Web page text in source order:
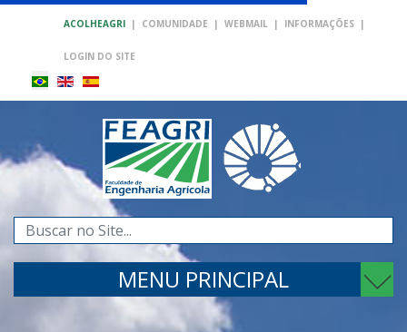
ACOLHEAGRI | COMUNIDADE | WEBMAIL | INFORMAÇÕES |
LOGIN DO SITE
Pesquisar...
MENU PRINCIPAL